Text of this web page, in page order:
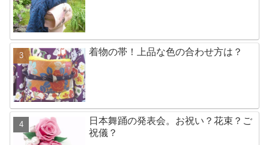
着物の帯！上品な色の合わせ方は？
日本舞踊の発表会。お祝い？花束？ご
祝儀？